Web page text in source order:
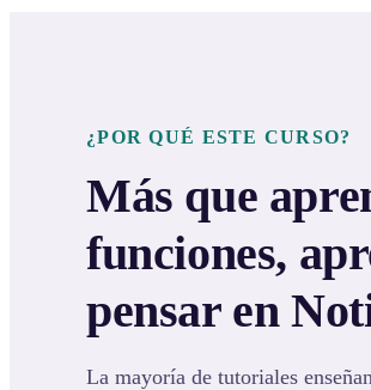
¿POR QUÉ ESTE CURSO?
Más que
funciones,
pensar en
La mayoría de tutoriales